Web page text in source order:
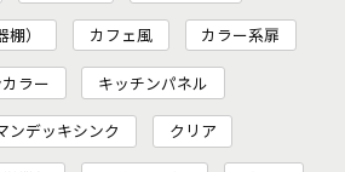
） カフェ風 カラー系扉
ラー キッチンパネル
ンデッキシンク クリア